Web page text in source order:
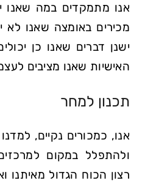
אנו מתמקדים במה שאנו
מכירים באומצה שאנו לא
ישנן דברים שאנו כן
האישיות שאנו מציבים
תכנון למחר
אנו, כמכורים נקיים,
ולהתפלל במקום
רצון הכוח הגדול מאיתנו